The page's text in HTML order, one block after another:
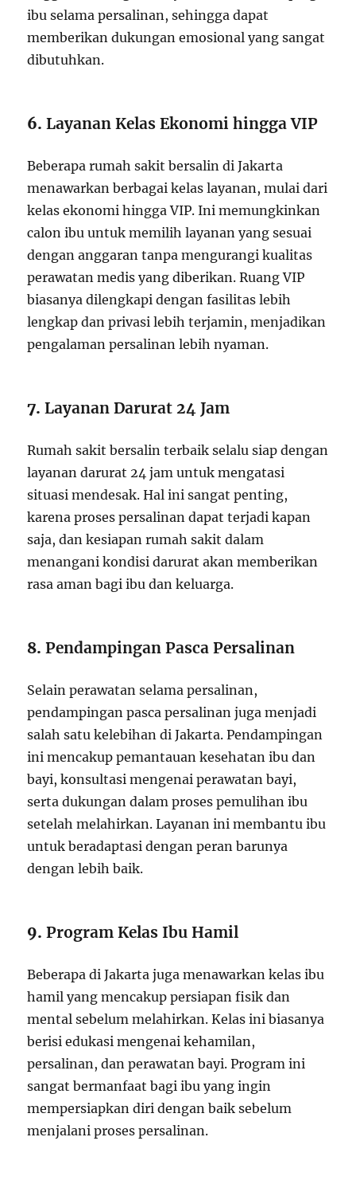
ibu selama persalinan, sehingga dapat
memberikan dukungan emosional yang sangat
dibutuhkan.
6.Layanan Kelas Ekonomi hingga VIP
Beberapa rumah sakit bersalin di Jakarta
menawarkan berbagai kelas layanan, mulai dari
kelas ekonomi hingga VIP. Ini memungkinkan
calon ibu untuk memilih layanan yang sesuai
dengan anggaran tanpa mengurangi kualitas
perawatan medis yang diberikan. Ruang VIP
biasanya dilengkapi dengan fasilitas lebih
lengkap dan privasi lebih terjamin, menjadikan
pengalaman persalinan lebih nyaman.
7.Layanan Darurat 24 Jam
Rumah sakit bersalin terbaik selalu siap dengan
layanan darurat 24 jam untuk mengatasi
situasi mendesak. Hal ini sangat penting,
karena proses persalinan dapat terjadi kapan
saja, dan kesiapan rumah sakit dalam
menangani kondisi darurat akan memberikan
rasa aman bagi ibu dan keluarga.
8.Pendampingan Pasca Persalinan
Selain perawatan selama persalinan,
pendampingan pasca persalinan juga menjadi
salah satu kelebihan di Jakarta. Pendampingan
ini mencakup pemantauan kesehatan ibu dan
bayi, konsultasi mengenai perawatan bayi,
serta dukungan dalam proses pemulihan ibu
setelah melahirkan. Layanan ini membantu ibu
untuk beradaptasi dengan peran barunya
dengan lebih baik.
9.Program Kelas Ibu Hamil
Beberapa di Jakarta juga menawarkan kelas ibu
hamil yang mencakup persiapan fisik dan
mental sebelum melahirkan. Kelas ini biasanya
berisi edukasi mengenai kehamilan,
persalinan, dan perawatan bayi. Program ini
sangat bermanfaat bagi ibu yang ingin
mempersiapkan diri dengan baik sebelum
menjalani proses persalinan.